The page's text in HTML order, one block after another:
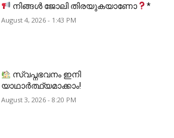
നിങ്ങൾ ജോലി തിരയുകയാണോ *
August 4, 2026 - 1:43 PM
സ്വപ്നഭവനം ഇനി
യാഥാർത്ഥ്യമാക്കാം!
August 3, 2026 - 8:20 PM